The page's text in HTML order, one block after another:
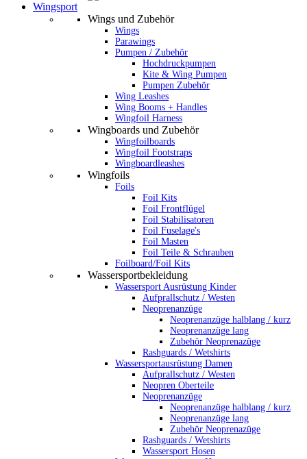
Wingsport
Wings und Zubehör
Wings
Parawings
Pumpen / Zubehör
Hochdruckpumpen
Kite & Wing Pumpen
Pumpen Zubehör
Wing Leashes
Wing Booms + Handles
Wingfoil Harness
Wingboards und Zubehör
Wingfoilboards
Wingfoil Footstraps
Wingboardleashes
Wingfoils
Foils
Foil Kits
Foil Frontflügel
Foil Stabilisatoren
Foil Fuselage's
Foil Masten
Foil Teile & Schrauben
Foilboard/Foil Kits
Wassersportbekleidung
Wassersport Ausrüstung Kinder
Aufprallschutz / Westen
Neoprenanzüge
Neoprenanzüge halblang / kurz
Neoprenanzüge lang
Zubehör Neoprenazüge
Rashguards / Wetshirts
Wassersportausrüstung Damen
Aufprallschutz / Westen
Neopren Oberteile
Neoprenanzüge
Neoprenanzüge halblang / kurz
Neoprenanzüge lang
Zubehör Neoprenazüge
Rashguards / Wetshirts
Wassersport Hosen